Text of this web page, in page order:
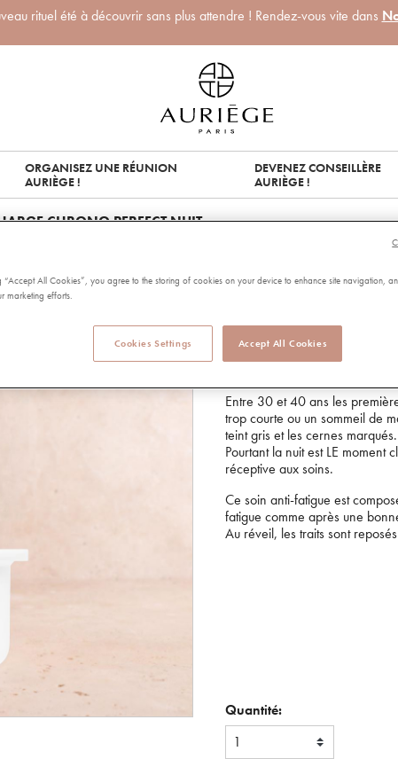
rituel été à découvrir sans plus attendre ! Rendez-vous vite dans
ORGANISEZ UNE RÉUNION
AURIÈGE !
DEVENEZ CONSEILLÈRE
AURIÈGE !
CHRONO PERFECT NUIT
45,00 € Capacité:
Entre 30 et 40 ans les
trop courte ou un sommeil de
teint gris et les cernes marqués.
Pourtant la nuit est LE
réceptive aux soins.
Ce soin anti-fatigue est
fatigue comme après une
Au réveil, les traits sont
Quantité:
1
“Accept All Cookies”, you agree to the storing of cookies on your device to enhance site navigation,
marketing efforts.
Accept All Cookies
Cookies Settings